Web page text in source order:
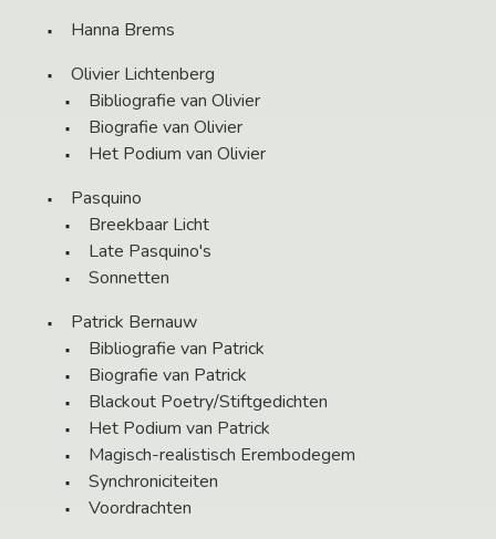
Hanna Brems
Olivier Lichtenberg
Bibliografie van Olivier
Biografie van Olivier
Het Podium van Olivier
Pasquino
Breekbaar Licht
Late Pasquino's
Sonnetten
Patrick Bernauw
Bibliografie van Patrick
Biografie van Patrick
Blackout Poetry/Stiftgedichten
Het Podium van Patrick
Magisch-realistisch Erembodegem
Synchroniciteiten
Voordrachten